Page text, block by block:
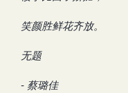
笑颜胜鲜花齐放。
无题
- 蔡璐佳